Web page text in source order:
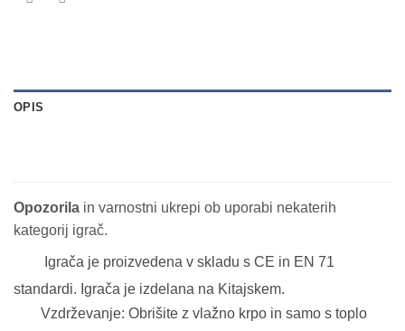
OPIS
Opozorila in varnostni ukrepi ob uporabi nekaterih
kategorij igrač.
Igrača je proizvedena v skladu s CE in EN 71
standardi. Igrača je izdelana na Kitajskem.
Vzdrževanje: Obrišite z vlažno krpo in samo s toplo